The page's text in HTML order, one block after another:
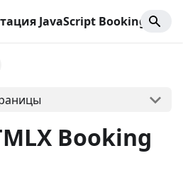
JavaScript Booking
Booking